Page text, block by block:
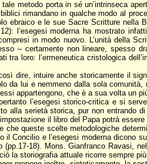
metodo porta in sé un’intrinseca
rimandano in qualche modo al
ebraico e le sue Sacre Scritture nella
12): l’esegesi moderna ha mostrato
in modo nuovo. L’unità della
– certamente non lineare, spesso
tra loro: l’ermeneutica cristologica
dire, intuire anche storicamente il
da lui e nemmeno dalla sola
appartengono, che è a sua volta un
l’esegesi storico-critica e si
alla serietà storica, pur non entrando
il libro del Papa potrà
che queste scelte metodologiche
il Concilio e l’esegesi moderna dicono
(pp.17-18). Mons. Gianfranco Ravasi,
la storiografia attuale ricorre sempre